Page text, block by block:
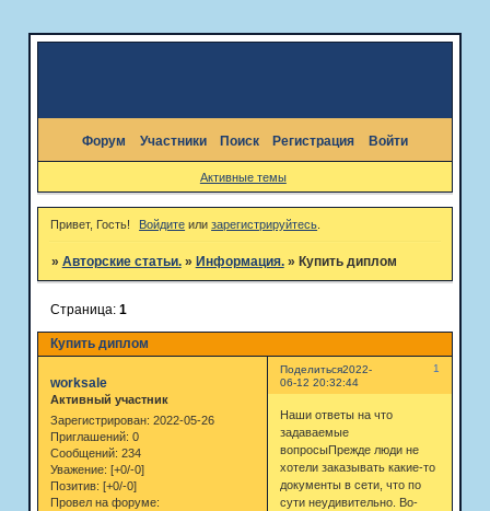
Форум Участники Поиск Регистрация Войти
Активные темы
Привет, Гость! Войдите илизарегистрируйтесь
» Авторские статьи. » Информация. » Купить диплом
Купить диплом
Страница: 1
Поделиться 1
2022-
06-12 20:32:44
worksale
Активный участник
Зарегистрирован: 2022-05-26
Приглашений: 0
Сообщений: 234
Уважение: [+0/-0]
Позитив: [+0/-0]
Провел на форуме:
Наши ответы на что
задаваемые
вопросыПрежде люди не
хотели заказывать какие-то
документы в сети, что по
сути неудивительно. Во-